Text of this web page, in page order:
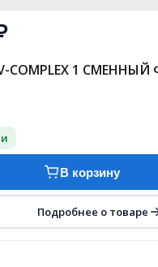
V-COMPLEX 1
В корзину
Подробнее о товаре